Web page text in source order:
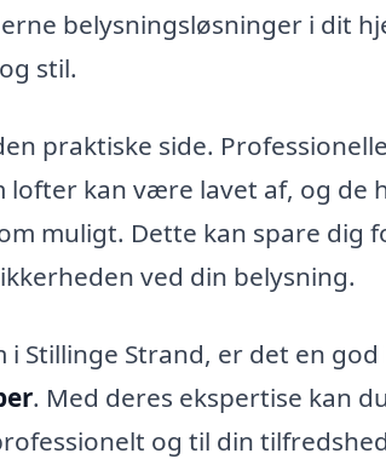
belysningsløsninger i dit
stil.
praktiske side.
lofter kan være lavet af, og de
muligt. Dette kan spare dig
ved din belysning.
Stillinge Strand, er det en god
. Med deres ekspertise kan du
og til din